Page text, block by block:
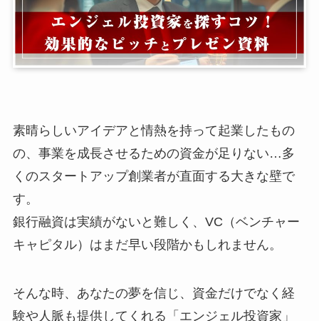
素晴らしいアイデアと情熱を持って起業したもの
の、事業を成長させるための資金が足りない…多
くのスタートアップ創業者が直面する大きな壁で
す。
銀行融資は実績がないと難しく、VC（ベンチャー
キャピタル）はまだ早い段階かもしれません。
そんな時、あなたの夢を信じ、資金だけでなく経
験や人脈も提供してくれる「エンジェル投資家」